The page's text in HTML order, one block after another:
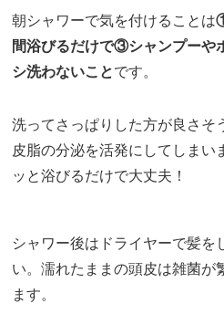
朝シャワーで気を付けることは
間浴びるだけで③シャンプーや
シ洗わないことです。
洗ってさっぱりした方が良さそ
皮脂の分泌を活発にしてしまい
ッと浴びるだけで大丈夫！
シャワー後はドライヤーで髪を
い。濡れたままの頭皮は雑菌が
ます。